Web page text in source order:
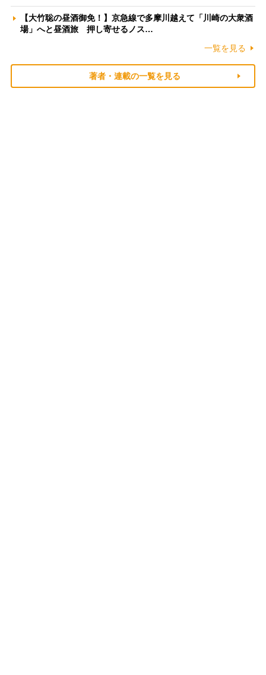
【大竹聡の昼酒御免！】京急線で多摩川越えて「川崎の大衆酒
場」へと昼酒旅 押し寄せるノス…
一覧を見る
著者・連載の一覧を見る